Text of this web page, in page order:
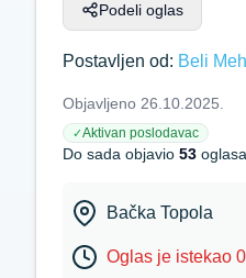
Podeli oglas
Postavljen od: Beli
Objavljeno 26.10.2025.
✓Aktivan poslodavac
Do sada objavio 53
Bačka Topola
Oglas je istekao